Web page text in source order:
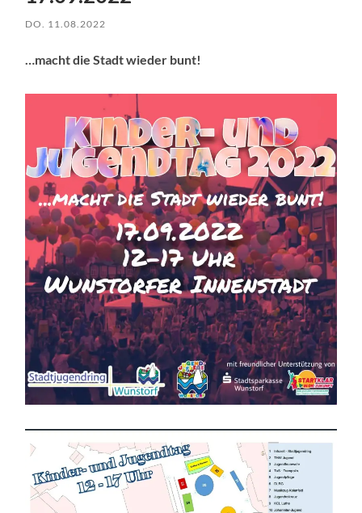
DO. 11.08.2022
…macht die Stadt wieder bunt!